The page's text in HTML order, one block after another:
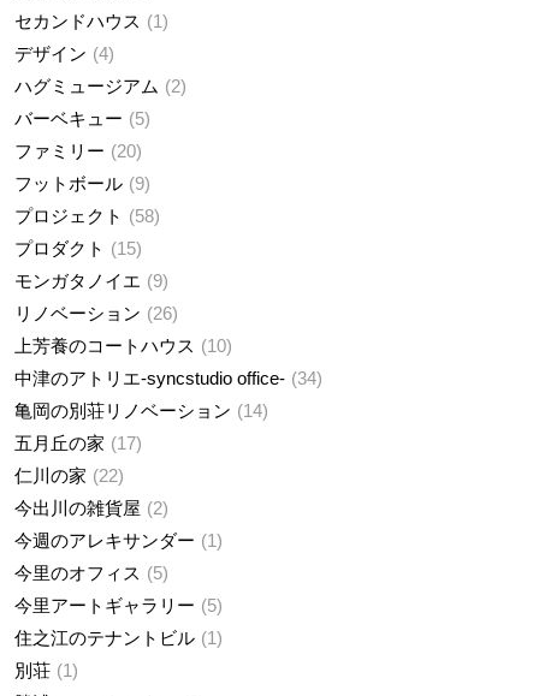
セカンドハウス
1
デザイン
4
ハグミュージアム
2
バーベキュー
5
ファミリー
20
フットボール
9
プロジェクト
58
プロダクト
15
モンガタノイエ
9
リノベーション
26
上芳養のコートハウス
10
中津のアトリエ-syncstudio office- 34
亀岡の別荘リノベーション
14
五月丘の家
17
仁川の家
22
今出川の雑貨屋
2
今週のアレキサンダー
1
今里のオフィス
5
今里アートギャラリー
5
住之江のテナントビル
1
別荘
1